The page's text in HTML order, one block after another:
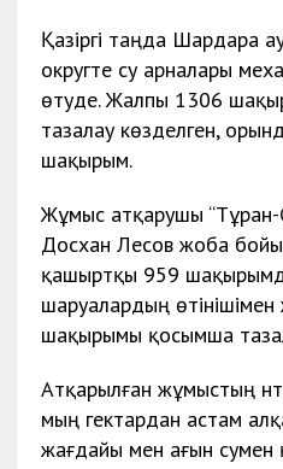
Қазіргі таңда Шардара
округте су арналары
өтуде. Жалпы 1306
тазалау көзделген,
шақырым.
Жұмыс атқарушы
Досхан Лесов жоба
қашыртқы 959
шаруалардың
шақырымы қосымша
Атқарылған жұмыстың
мың гектардан астам
жағдайы мен ағын